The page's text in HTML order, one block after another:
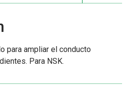
para ampliar el conducto
Para NSK.